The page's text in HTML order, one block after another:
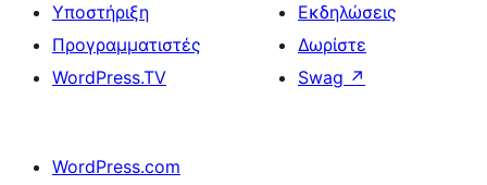
Υποστήριξη
Προγραμματιστές
WordPress.TV
Εκδηλώσεις
Δωρίστε
Swag ↗
WordPress.com